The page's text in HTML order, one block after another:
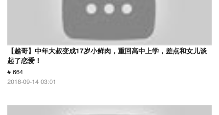
【越哥】中年大叔变成17岁小鲜肉，重回高中上学，差点和女儿谈
起了恋爱！
# 664
2018-09-14 03:01